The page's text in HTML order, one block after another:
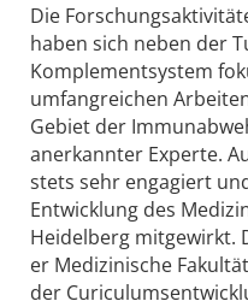
Die
haben sich neben der
Komplementsystem
umfangreichen
Gebiet der
anerkannter Experte.
stets sehr engagiert
Entwicklung des
Heidelberg mitgewirkt.
er Medizinische
der